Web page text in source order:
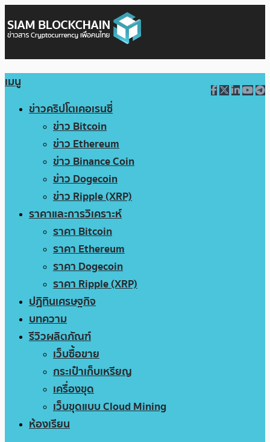
เมนู
ข่าวคริปโตเคอเรนซี่
ข่าว Bitcoin
ข่าว Ethereum
ข่าว Binance Coin
ข่าว Dogecoin
ข่าว Ripple (XRP)
ราคาและการวิเคราะห์
ราคา Bitcoin
ราคา Ethereum
ราคา Dogecoin
ราคา Ripple (XRP)
ปฏิทินเศรษฐกิจ
บทความ
รีวิวผลิตภัณฑ์
เว็บซื้อขาย
กระเป๋าเก็บเหรียญ
เครื่องขุด
เว็บขุดแบบ Cloud Mining
ห้องเรียน